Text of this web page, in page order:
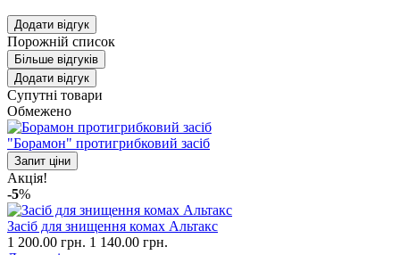
Додати відгук
Порожній список
Більше відгуків
Додати відгук
Супутні товари
Обмежено
"Борамон" протигрибковий засіб
Запит ціни
Акція!
-5%
Засіб для знищення комах Альтакс
1 200.00 грн. 1 140.00 грн.